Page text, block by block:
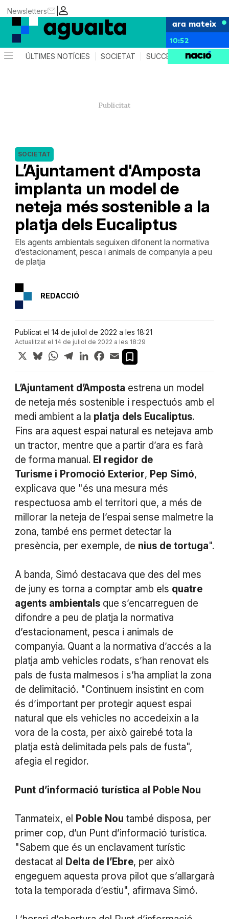
|
Newsletters
ara mateix
10:52
ÚLTIMES NOTÍCIES SOCIETAT SUCCESSOS AGENDA
L’Ajuntament d'Amposta
implanta un model de
neteja més sostenible a la
platja dels Eucaliptus
SOCIETAT
Els agents ambientals seguixen difonent la normativa
d’estacionament, pesca i animals de companyia a peu
de platja
REDACCIÓ
Publicat el 14 de juliol de 2022 a les 18:21
Actualitzat el 14 de juliol de 2022 a les 18:29
X BlueskyWhatsApp
TelegramLinkedInFacebook
Email
L’Ajuntament d’Amposta estrena un model
de neteja més sostenible i respectuós amb el
medi ambient a la platja dels Eucaliptus.
Fins ara aquest espai natural es netejava amb
un tractor, mentre que a partir d’ara es farà
de forma manual. El regidor de
Turisme i Promoció Exterior, Pep Simó,
explicava que "és una mesura més
respectuosa amb el territori que, a més de
millorar la neteja de l’espai sense malmetre la
zona, també ens permet detectar la
presència, per exemple, de nius de tortuga".
A banda, Simó destacava que des del mes
de juny es torna a comptar amb els quatre
agents ambientalsque s’encarreguen de
difondre a peu de platja la normativa
d’estacionament, pesca i animals de
companyia. Quant a la normativa d’accés a la
platja amb vehicles rodats, s’han renovat els
pals de fusta malmesos i s’ha ampliat la zona
de delimitació. "Continuem insistint en com
és d’important per protegir aquest espai
natural que els vehicles no accedeixin a la
vora de la costa, per això gairebé tota la
platja està delimitada pels pals de fusta",
afegia el regidor.
Punt d’informació turística al Poble Nou
Tanmateix, el Poble Nou també disposa, per
primer cop, d’un Punt d’informació turística.
"Sabem que és un enclavament turístic
destacat al Delta de l’Ebre, per això
engeguem aquesta prova pilot que s’allargarà
tota la temporada d’estiu", afirmava Simó.